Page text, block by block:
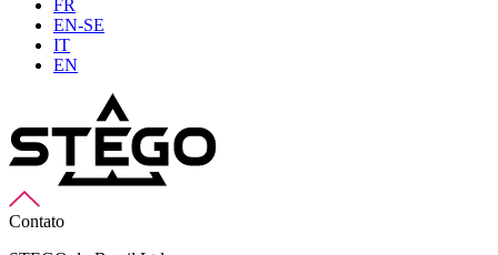
FR
EN-SE
IT
EN
Contato